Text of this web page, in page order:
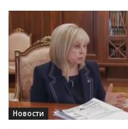
Новости